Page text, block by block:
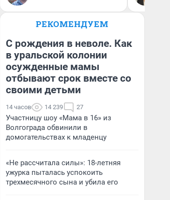
РЕКОМЕНДУЕМ
С рождения в неволе. Как
в уральской колонии
осужденные мамы
отбывают срок вместе со
своими детьми
14 часов 14 239 27
Участницу шоу «Мама в 16» из
Волгограда обвинили в
домогательствах к младенцу
«Не рассчитала силы»: 18-летняя
ужурка пыталась успокоить
трехмесячного сына и убила его